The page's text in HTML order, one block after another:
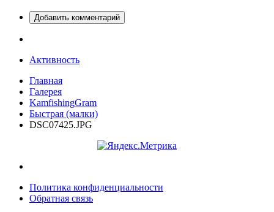
Добавить комментарий
Активность
Главная
Галерея
KamfishingGram
Быстрая (малки)
DSC07425.JPG
Политика конфиденциальности
Обратная связь